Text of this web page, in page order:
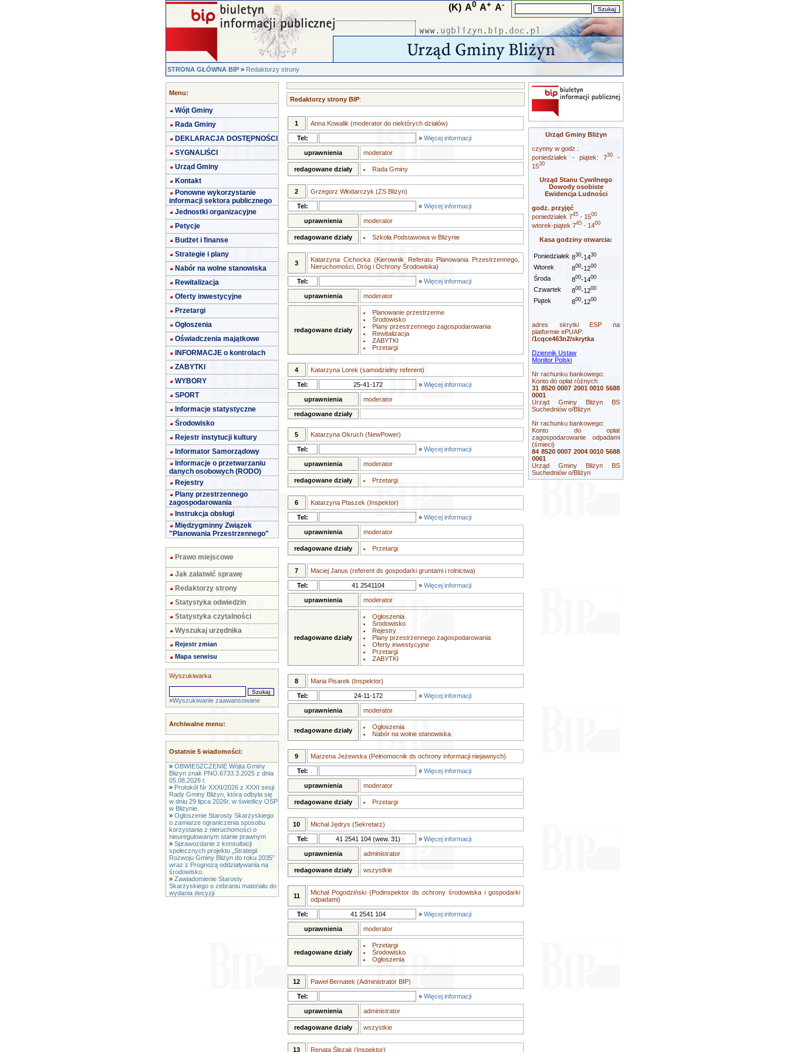
(K) A0 A+ A-
STRONA GŁÓWNA BIP»Redaktorzy strony
Menu:
Wójt Gminy
Rada Gminy
DEKLARACJA DOSTĘPNOŚCI
SYGNALIŚCI
Urząd Gminy
Kontakt
Ponowne wykorzystanie
informacji sektora publicznego
Jednostki organizacyjne
Petycje
Budżet i finanse
Strategie i plany
Nabór na wolne stanowiska
Rewitalizacja
Oferty inwestycyjne
Przetargi
Ogłoszenia
Oświadczenia majątkowe
INFORMACJE o kontrolach
ZABYTKI
WYBORY
SPORT
Informacje statystyczne
Środowisko
Rejestr instytucji kultury
Informator Samorządowy
Informacje o przetwarzaniu
danych osobowych (RODO)
Rejestry
Plany przestrzennego
zagospodarowania
Instrukcja obsługi
Międzygminny Związek
"Planowania Przestrzennego"
Prawo miejscowe
Jak załatwić sprawę
Redaktorzy strony
Statystyka odwiedzin
Statystyka czytalności
Wyszukaj urzędnika
Rejestr zmian
Mapa serwisu
Wyszukiwarka
»Wyszukiwanie zaawansowane
Archiwalne menu:
Ostatnie 5 wiadomości:
» OBWIESZCZENIE Wójta Gminy
Bliżyn znak PNO.6733.3.2025 z dnia
05.08.2026 r.
» Protokół Nr XXXI/2026 z XXXI sesji
Rady Gminy Bliżyn, która odbyła się
w dniu 29 lipca 2026r. w świetlicy OSP
w Bliżynie.
» Ogłoszenie Starosty Skarżyskiego
o zamiarze ograniczenia sposobu
korzystania z nieruchomości o
nieuregulowanym stanie prawnym
» Sprawozdanie z konsultacji
społecznych projektu „Strategii
Rozwoju Gminy Bliżyn do roku 2035”
wraz z Prognozą oddziaływania na
środowisko.
» Zawiadomienie Starosty
Skarżyskiego o zebraniu materiału do
wydania decyzji
Redaktorzy strony BIP:
1 Anna Kowalik (moderator do niektórych działów)
Tel: » Więcej informacji
uprawnienia moderator
redagowane działy Rada Gminy
2 Grzegorz Włodarczyk (ZS Bliżyn)
Tel: » Więcej informacji
uprawnienia moderator
redagowane działy Szkoła Podstawowa w Bliżynie
3
Katarzyna Cichocka (Kierownik Referatu Planowania Przestrzennego,
Nieruchomości, Dróg i Ochrony Środowiska)
Tel: » Więcej informacji
uprawnienia moderator
redagowane działy
Planowanie przestrzenne
Środowisko
Plany przestrzennego zagospodarowania
Rewitalizacja
ZABYTKI
Przetargi
4 Katarzyna Lorek (samodzielny referent)
Tel: 25-41-172 » Więcej informacji
uprawnienia moderator
redagowane działy
5 Katarzyna Okruch (NewPower)
Tel: » Więcej informacji
uprawnienia moderator
redagowane działy Przetargi
6 Katarzyna Ptaszek (Inspektor)
Tel: » Więcej informacji
uprawnienia moderator
redagowane działy Przetargi
7 Maciej Janus (referent ds gospodarki gruntami i rolnictwa)
Tel: 41 2541104 » Więcej informacji
uprawnienia moderator
redagowane działy
Ogłoszenia
Środowisko
Rejestry
Plany przestrzennego zagospodarowania
Oferty inwestycyjne
Przetargi
ZABYTKI
8 Maria Pisarek (Inspektor)
Tel: 24-11-172 » Więcej informacji
uprawnienia moderator
redagowane działy
Ogłoszenia
Nabór na wolne stanowiska
9 Marzena Jeżewska (Pełnomocnik ds ochrony informacji niejawnych)
Tel: » Więcej informacji
uprawnienia moderator
redagowane działy Przetargi
10 Michał Jędrys (Sekretarz)
Tel: 41 2541 104 (wew. 31) » Więcej informacji
uprawnienia administrator
redagowane działy wszystkie
11
Michał Pogodziński (Podinspektor ds ochrony środowiska i gospodarki
odpadami)
Tel: 41 2541 104 » Więcej informacji
uprawnienia moderator
redagowane działy
Przetargi
Środowisko
Ogłoszenia
12 Paweł Bernatek (Administrator BIP)
Tel: » Więcej informacji
uprawnienia administrator
redagowane działy wszystkie
13 Renata Ślęzak (Inspektor)
Urząd Gminy Bliżyn
czynny w godz.:
poniedziałek - piątek: 730-
1530
Urząd Stanu Cywilnego
Dowody osobiste
Ewidencja Ludności
godz. przyjęć
poniedziałek 745 - 1500
wtorek-piątek 745 - 1400
Kasa godziny otwarcia:
Poniedziałek 830-1430
Wtorek 800-1200
Środa 800-1400
Czwartek 800-1200
Piątek 800-1200
adres skrytki ESP na
platformie ePUAP:
/1cqce463n2/skrytka
Dziennik Ustaw
Monitor Polski
Nr rachunku bankowego:
Konto do opłat różnych
31 8520 0007 2001 0010 5688
0001
Urząd Gminy Bliżyn BS
Suchedniów o/Bliżyn
Nr rachunku bankowego:
Konto do opłat
zagospodarowanie odpadami
(śmieci)
84 8520 0007 2004 0010 5688
0061
Urząd Gminy Bliżyn BS
Suchedniów o/Bliżyn